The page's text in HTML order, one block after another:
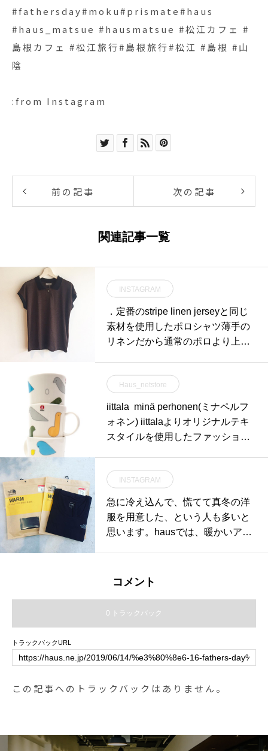
#fathersday#moku#prismate#haus
#haus_matsue #hausmatsue #松江カフェ #
島根カフェ #松江旅行#島根旅行#松江 #島根 #山
陰
:from Instagram
前の記事 次の記事
関連記事一覧
INSTAGRAM
．定番のstripe linen jerseyと同じ
素材を使用したポロシャツ薄手の
リネンだから通常のポロより上品
howell #マーガレットハウエル#fin
e linen jersey polo#linen#polo#日
本製#darkbrown#navy #hausmast
ue #松江 #島根
Haus_netstore
iittala ️ minä perhonen(ミナペルフ
ォネン) iittalaよりオリジナルテキ
スタイルを使用したファッション
INSTAGRAM
急に冷え込んで、慌てて真冬の洋
服を用意した、という人も多いと
思います。hausでは、暖かいアウ
north faceのwarmシリーズ。快適
品です。ロングスリーブシャツ、
タイツでメンズ、レディースご用
ディナー 11:30-21:00(オーダース
コメント
0 トラックバック
トラックバックURL
この記事へのトラックバックはありません。